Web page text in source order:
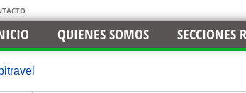
QUIENES SOMOS SECCIONES